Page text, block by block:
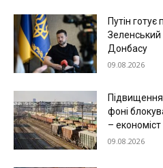
Путін готує
Донбасу
09.08.2026
Підвищення
фоні
– економіст
09.08.2026